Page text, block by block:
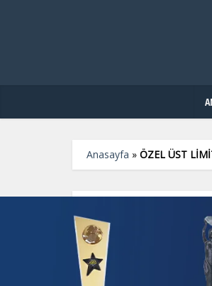
Anasayfa » ÖZEL ÜST